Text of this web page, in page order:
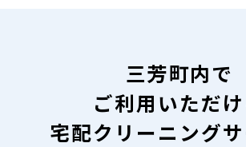
三芳町内で
ご利用いただ
宅配クリーニング